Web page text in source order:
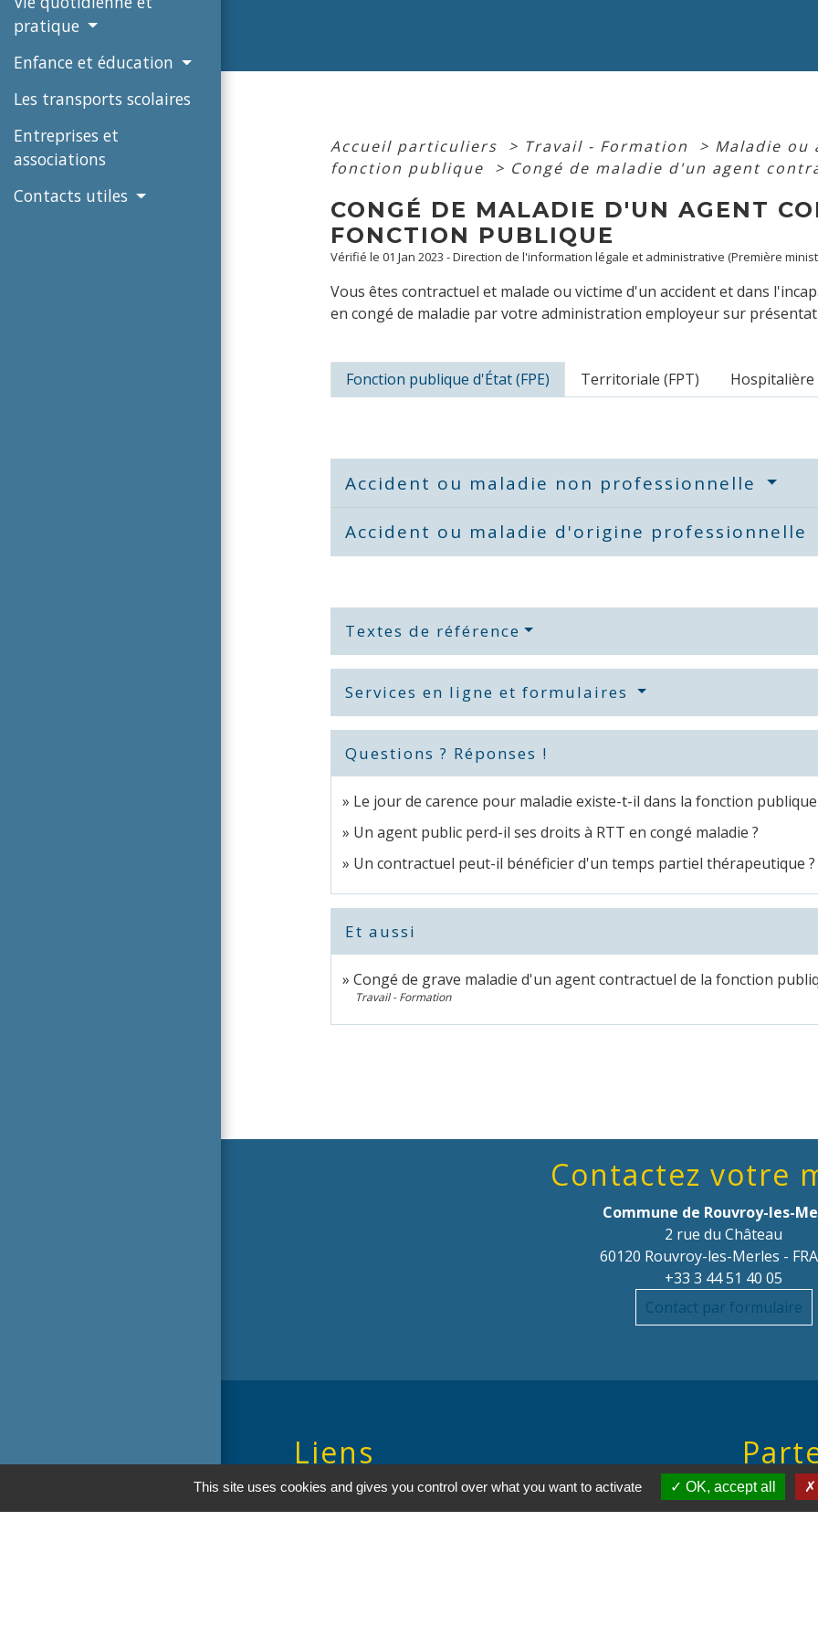
pratique
Enfance et éducation
Les transports scolaires
Entreprises et
associations
Contacts utiles
Accueil particuliers > Travail - Formation > Maladie ou
fonction publique
> Congé de maladie d'un agent
CONGÉ DE MALADIE D'UN AGENT
FONCTION PUBLIQUE
Vérifié le 01 Jan 2023 - Direction de l'information légale et administrative (Première
Vous êtes contractuel et malade ou victime d'un accident et dans
en congé de maladie par votre administration employeur sur
Fonction publique d'État (FPE) Territoriale (FPT) Hospitalière
Accident ou maladie non professionnelle
Accident ou maladie d'origine professionnelle
Textes de référence
Services en ligne et formulaires
Questions ? Réponses !
Le jour de carence pour maladie existe-t-il dans la fonction publique
Un agent public perd-il ses droits à RTT en congé maladie ?
Un contractuel peut-il bénéficier d'un temps partiel thérapeutique ?
Et aussi
Congé de grave maladie d'un agent contractuel de la fonction
Travail - Formation
Contactez votre
Commune de Rouvroy-les-
2 rue du Château
60120 Rouvroy-les-Merles -
+33 3 44 51 40 05
Contact par formulaire
Liens
Oise mobilité
This site uses cookies and gives you control over what you want to activate OK, accept all